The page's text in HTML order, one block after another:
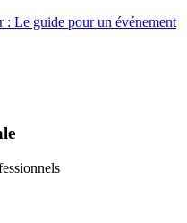
: Le guide pour un événement